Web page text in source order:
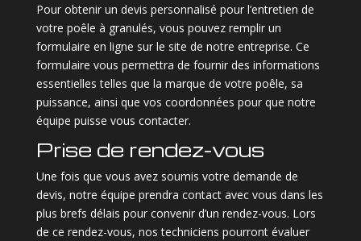
Pour obtenir un devis personnalisé pour l’entretien de
votre poêle à granulés, vous pouvez remplir un
formulaire en ligne sur le site de notre entreprise. Ce
formulaire vous permettra de fournir des informations
essentielles telles que la marque de votre poêle, sa
puissance, ainsi que vos coordonnées pour que notre
équipe puisse vous contacter.
Prise de rendez-vous
Une fois que vous avez soumis votre demande de
devis, notre équipe prendra contact avec vous dans les
plus brefs délais pour convenir d’un rendez-vous. Lors
de ce rendez-vous, nos techniciens pourront évaluer